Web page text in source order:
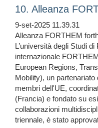
10. Alleanza
9-set-2025 11.39.31
Alleanza FORTHEM
L’università degli Studi
internazionale
European Regions,
Mobility), un
membri dell'UE,
(Francia) e fondato su
collaborazioni
triennale, è stato